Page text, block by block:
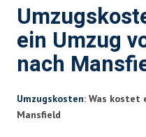
ein Umzug
nach
Umzugskosten: Was kostet
Mansfield